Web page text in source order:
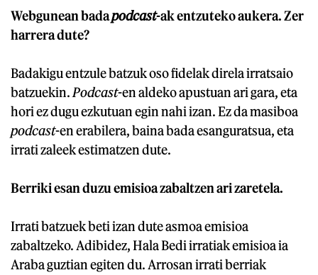
Webgunean badapodcast-ak entzuteko aukera. Zer
harrera dute?
Badakigu entzule batzuk oso fidelak direla irratsaio
batzuekin. Podcast-en aldeko apustuan ari gara, eta
hori ez dugu ezkutuan egin nahi izan. Ez da masiboa
podcast-en erabilera, baina bada esanguratsua, eta
irrati zaleek estimatzen dute.
Berriki esan duzu emisioa zabaltzen ari zaretela.
Irrati batzuek beti izan dute asmoa emisioa
zabaltzeko. Adibidez, Hala Bedi irratiak emisioa ia
Araba guztian egiten du. Arrosan irrati berriak